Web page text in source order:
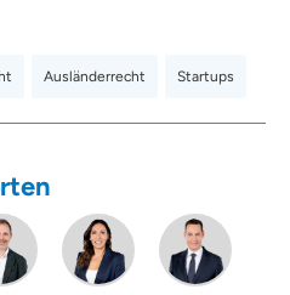
Ausländerrecht Startups